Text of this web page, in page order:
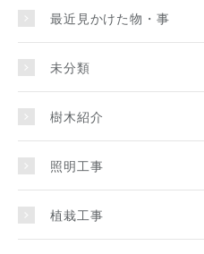
最近見かけた物・事
未分類
樹木紹介
照明工事
植栽工事